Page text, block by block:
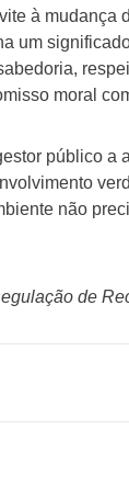
à mudança
um
moral
público a
não
de